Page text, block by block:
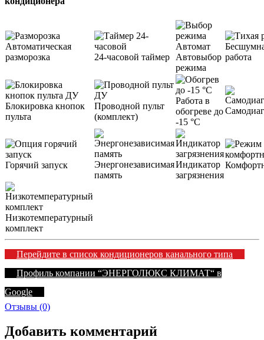
Автоматическая
разморозка
24-часовой таймер
Автовыбор
режима
работа
Блокировка кнопок
пульта
Проводной пульт
(комплект)
Работа в
обогреве до
-15 °С
Горячий запуск
Энергонезависимая
память
Индикатор
загрязнения
Низкотемпературный
комплект
Перейдите в список кондиционеров канального типа
Профиль компании “ЭНЕРГОЛЮКС КЛИМАТ“ в
Google
Отзывы (0)
Добавить комментарий